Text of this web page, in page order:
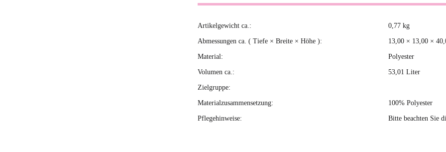
Produkteigenschaft
Wert
Artikelgewicht ca.: 0,77 kg
Abmessungen ca. ( Tiefe × Breite × Höhe ): 13,00 × 13,00 ×
Material: Polyester
Volumen ca.: 53,01 Liter
Zielgruppe:
Materialzusammensetzung: 100% Polyester
Pflegehinweise: Bitte beachten Sie